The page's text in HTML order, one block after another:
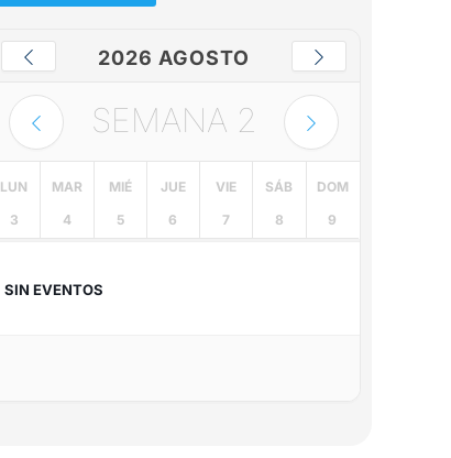
2026 AGOSTO
SEMANA 2
LUN
3
MAR
4
MIÉ
5
JUE
6
VIE
7
SÁB
8
DOM
9
SIN EVENTOS